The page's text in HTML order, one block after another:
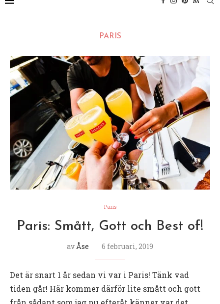
PARIS
Paris
Paris: Smått, Gott och Best of!
av Åse 6 februari, 2019
Det är snart 1 år sedan vi var i Paris! Tänk vad
tiden går! Här kommer därför lite smått och gott